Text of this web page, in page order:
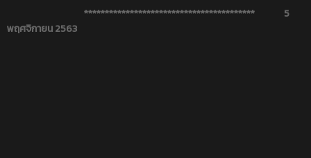
***************************************** 5
พฤศจิกายน 2563